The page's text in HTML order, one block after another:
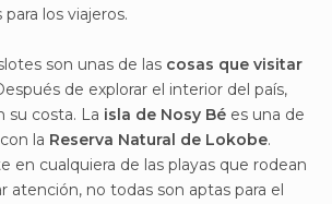
los viajeros.
son unas de las cosas que visitar
de explorar el interior del país,
su costa. La isla de Nosy Bé es una de
la Reserva Natural de Lokobe.
en cualquiera de las playas que rodean
atención, no todas son aptas para el